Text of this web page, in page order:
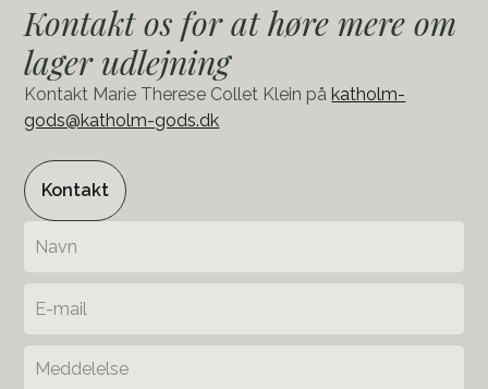
Kontakt os for at høre mere om
lager udlejning
Kontakt Marie Therese Collet Klein på katholm-
gods@katholm-gods.dk
Kontakt